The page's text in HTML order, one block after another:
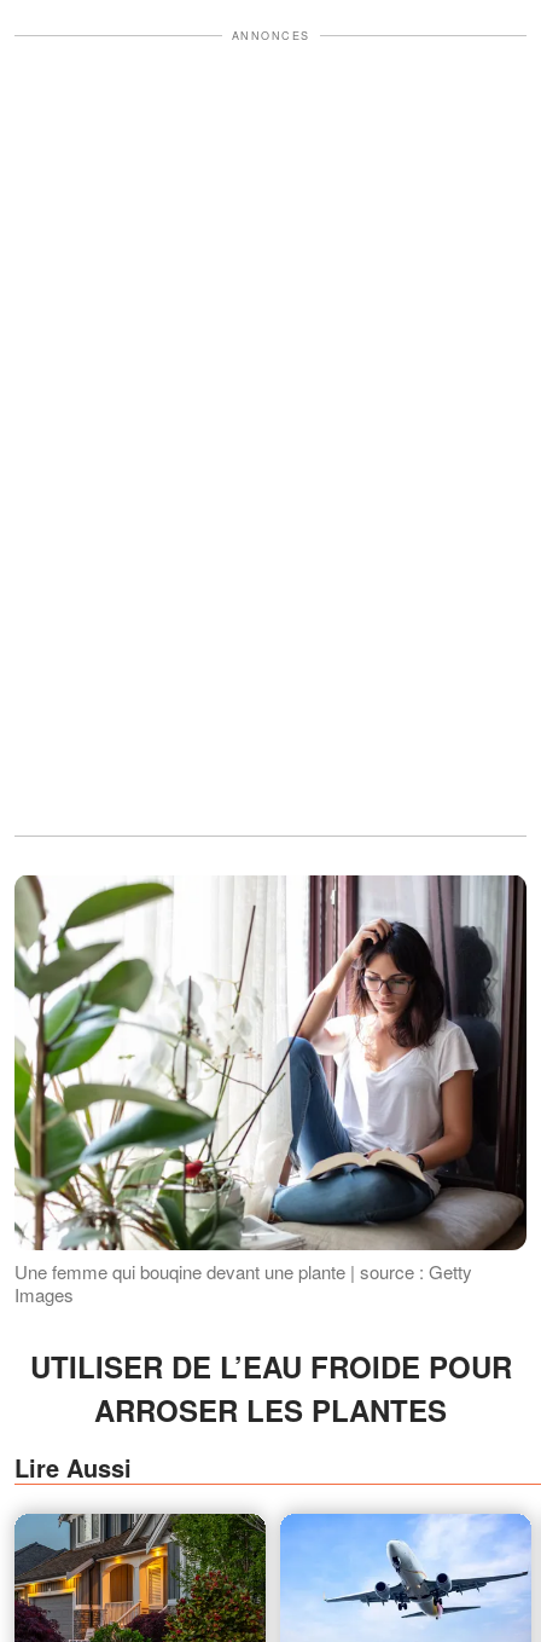
ANNONCES
Une femme qui bouqine devant une plante | source : Getty
Images
UTILISER DE L’EAU FROIDE POUR
ARROSER LES PLANTES
Lire Aussi